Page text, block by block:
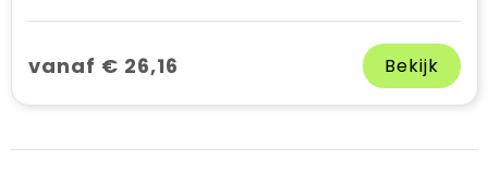
vanaf € 26,16 Bekijk